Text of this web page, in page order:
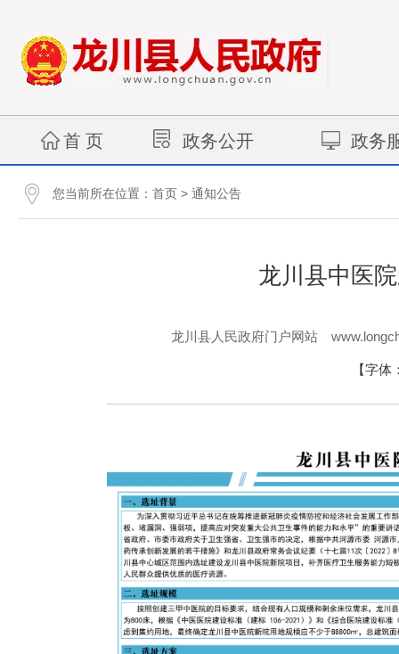
首 页 政务公开 政务
您当前所在位置： 首页 > 通知公告
龙川县中医
龙川县人民政府门户网站
【字体